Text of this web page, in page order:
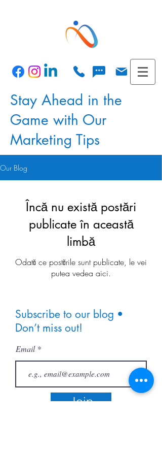
Stay Ahead in the
Game with Our
Marketing Tips
Our Blog
Încă nu există postări
publicate în această
limbă
Odată ce postările sunt publicate, le vei
putea vedea aici.
Subscribe to our blog •
Don’t miss out!
Email
Join